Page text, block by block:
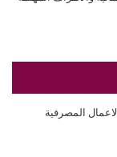
المصرفية